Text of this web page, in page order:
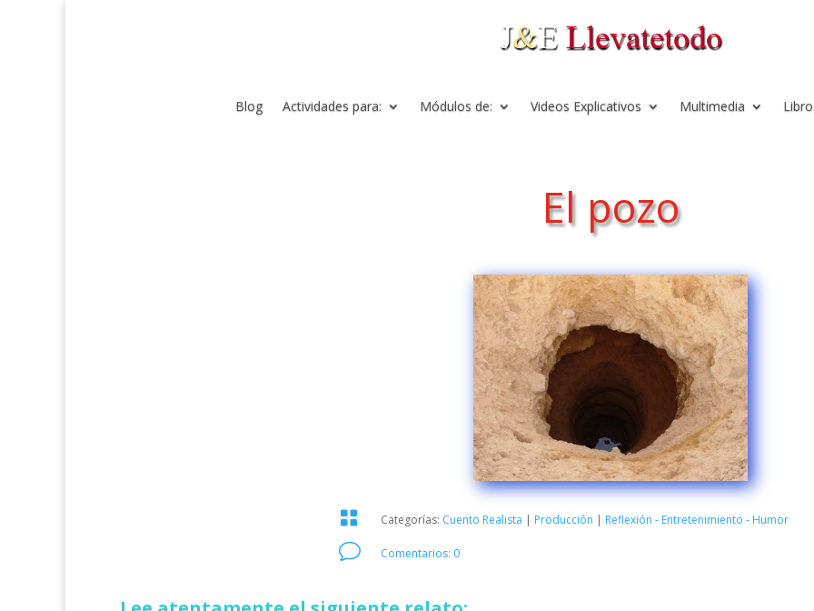
Blog Actividades para: Módulos de: Videos Explicativos Multimedia
El pozo
 Categorías: Cuento Realista Producción Reflexión - Entretenimiento - Humor
v Comentarios: 0